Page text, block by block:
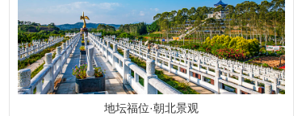
地坛福位·朝北景观